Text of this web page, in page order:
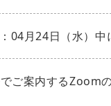
04月24日（水）中
ご案内するZoom